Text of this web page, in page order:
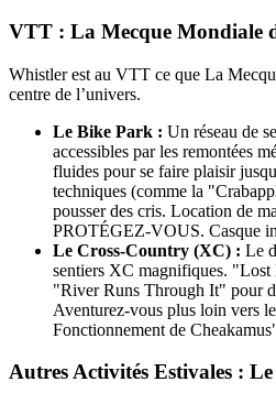
VTT : La Mecque Mondiale
Whistler est au VTT ce que La
centre de l’univers.
Le Bike Park : Un réseau de
accessibles par les remontées
fluides pour se faire plaisir
techniques (comme la
pousser des cris. Location de
PROTÉGEZ-VOUS. Casque
Le Cross-Country (XC) : Le
sentiers XC magnifiques.
"River Runs Through It" pour
Aventurez-vous plus loin vers
Fonctionnement de
Autres Activités Estivales :